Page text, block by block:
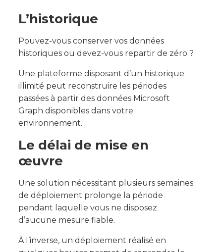
L’historique
Pouvez-vous conserver vos données
historiques ou devez-vous repartir de zéro ?
Une plateforme disposant d’un historique
illimité peut reconstruire les périodes
passées à partir des données Microsoft
Graph disponibles dans votre
environnement.
Le délai de mise en
œuvre
Une solution nécessitant plusieurs semaines
de déploiement prolonge la période
pendant laquelle vous ne disposez
d’aucune mesure fiable.
À l’inverse, un déploiement réalisé en